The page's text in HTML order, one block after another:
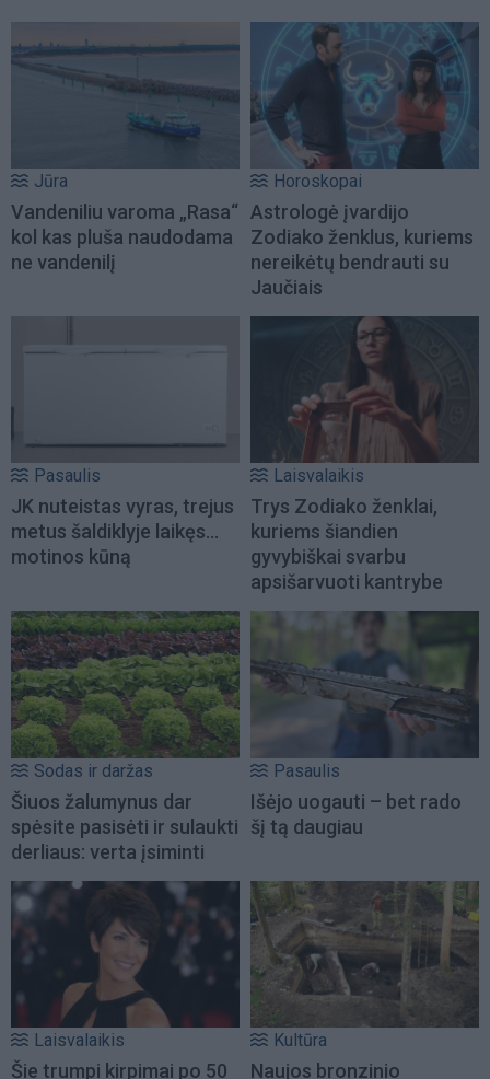
Jūra
Vandeniliu varoma „Rasa“
kol kas pluša naudodama
ne vandenilį
Horoskopai
Astrologė įvardijo
Zodiako ženklus, kuriems
nereikėtų bendrauti su
Jaučiais
Pasaulis
JK nuteistas vyras, trejus
metus šaldiklyje laikęs...
motinos kūną
Laisvalaikis
Trys Zodiako ženklai,
kuriems šiandien
gyvybiškai svarbu
apsišarvuoti kantrybe
Sodas ir daržas
Šiuos žalumynus dar
spėsite pasisėti ir sulaukti
derliaus: verta įsiminti
Pasaulis
Išėjo uogauti – bet rado
šį tą daugiau
Laisvalaikis
Šie trumpi kirpimai po 50
Kultūra
Naujos bronzinio